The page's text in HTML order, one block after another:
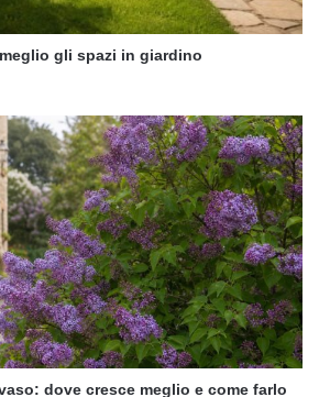
gli spazi in giardino
dove cresce meglio e come farlo